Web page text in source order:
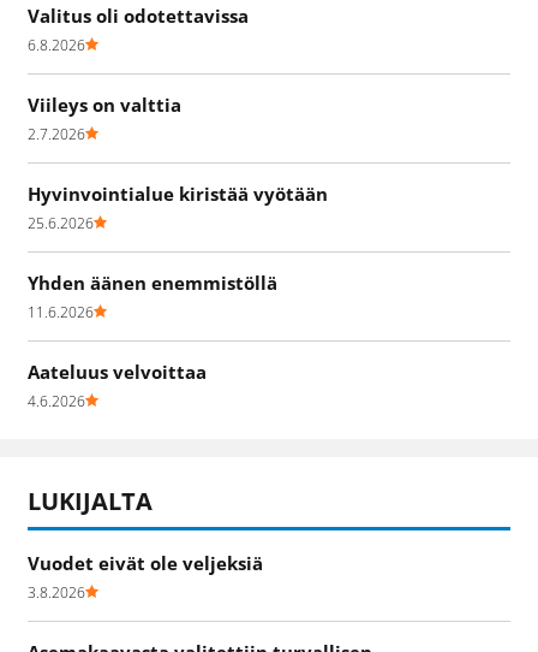
Valitus oli odotettavissa
6.8.2026
Viileys on valttia
2.7.2026
Hyvinvointialue kiristää vyötään
25.6.2026
Yhden äänen enemmistöllä
11.6.2026
Aateluus velvoittaa
4.6.2026
LUKIJALTA
Vuodet eivät ole veljeksiä
3.8.2026